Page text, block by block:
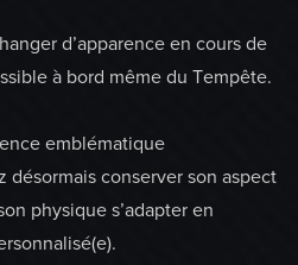
d’apparence en cours de
à bord même du Tempête.
emblématique
désormais conserver son aspect
physique s’adapter en